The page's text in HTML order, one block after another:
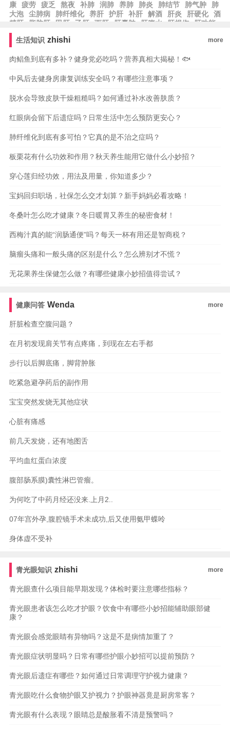
康
疲劳 疲乏 熬夜 补肺 润肺 养肺 肺炎 肺结节 肺气肿
肺
大泡
尘肺病 肺纤维化 养肝 护肝 补肝 解酒 肝炎 肝硬化
酒
精肝
脂肪肝 甲肝 乙肝 丙肝 肝囊肿 肝腹水 肝损伤 肝功能
生活知识 zhishi more
肉鲳鱼到底有多补？健身党必吃吗？营养真相大揭秘！🐟
中风后去健身房康复训练安全吗？有哪些注意事项？
脱水会导致皮肤干燥粗糙吗？如何通过补水改善肤质？
红眼病会留下后遗症吗？日常生活中怎么预防更安心？
肺纤维化到底有多可怕？它真的是不治之症吗？
板栗花有什么功效和作用？秋天养生能用它做什么小妙招？
穿心莲归经功效，用法及用量，你知道多少？
宝妈回归职场，社保怎么交才划算？新手妈妈必看攻略！
冬桑叶怎么吃才健康？冬日暖胃又养生的秘密食材！
西梅汁真的能“润肠通便”吗？每天一杯有用还是智商税？
脑瘤头痛和一般头痛的区别是什么？怎么辨别才不慌？
无花果养生保健怎么做？有哪些健康小妙招值得尝试？
健康问答 Wenda more
肝脏检查空腹问题？
在月初发现肩关节有点疼痛，到现在左右手都
步行以后脚底痛，脚背肿胀
吃紧急避孕药后的副作用
宝宝突然发烧无其他症状
心脏有痛感
前几天发烧，还有地图舌
平均血红蛋白浓度
腹部肠系膜)囊性淋巴管瘤。
为何吃了中药月经还没来.上月2..
07年宫外孕,腹腔镜手术未成功,后又使用氨甲蝶呤
身体虚不受补
青光眼知识 zhishi more
青光眼查什么项目能早期发现？体检时要注意哪些指标？
青光眼患者该怎么吃才护眼？饮食中有哪些小妙招能辅助眼部健
康？
青光眼会感觉眼睛有异物吗？这是不是病情加重了？
青光眼症状明显吗？日常有哪些护眼小妙招可以提前预防？
青光眼后遗症有哪些？如何通过日常调理守护视力健康？
青光眼吃什么食物护眼又护视力？护眼神器竟是厨房常客？
青光眼有什么表现？眼睛总是酸胀看不清是预警吗？